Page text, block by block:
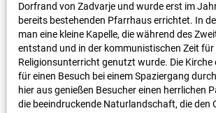
Dorfrand von Zadvarje und wurde erst im
bereits bestehenden Pfarrhaus errichtet. In
man eine kleine Kapelle, die während des
entstand und in der kommunistischen Zeit für
Religionsunterricht genutzt wurde. Die Kirche
für einen Besuch bei einem Spaziergang
hier aus genießen Besucher einen herrlichen
die beeindruckende Naturlandschaft, die den